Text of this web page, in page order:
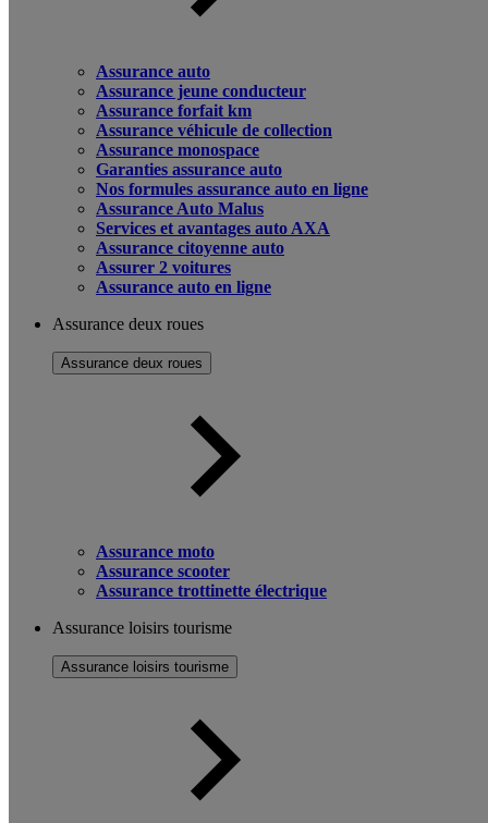
Assurance auto
Assurance jeune conducteur
Assurance forfait km
Assurance véhicule de collection
Assurance monospace
Garanties assurance auto
Nos formules assurance auto en ligne
Assurance Auto Malus
Services et avantages auto AXA
Assurance citoyenne auto
Assurer 2 voitures
Assurance auto en ligne
Assurance deux roues
Assurance deux roues
Assurance moto
Assurance scooter
Assurance trottinette électrique
Assurance loisirs tourisme
Assurance loisirs tourisme